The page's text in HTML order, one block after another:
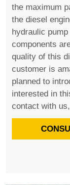
the maximum
the diesel
hydraulic
components
quality of this
customer is
planned to
interested in
contact with